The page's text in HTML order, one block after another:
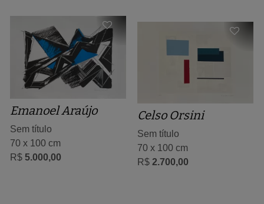
Emanoel Araújo
Sem título
70 x 100 cm
R$ 5.000,00
Celso Orsini
Sem título
70 x 100 cm
R$ 2.700,00